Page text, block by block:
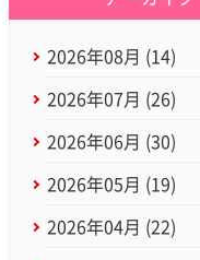
2026年08月 (14)
2026年07月 (26)
2026年06月 (30)
2026年05月 (19)
2026年04月 (22)